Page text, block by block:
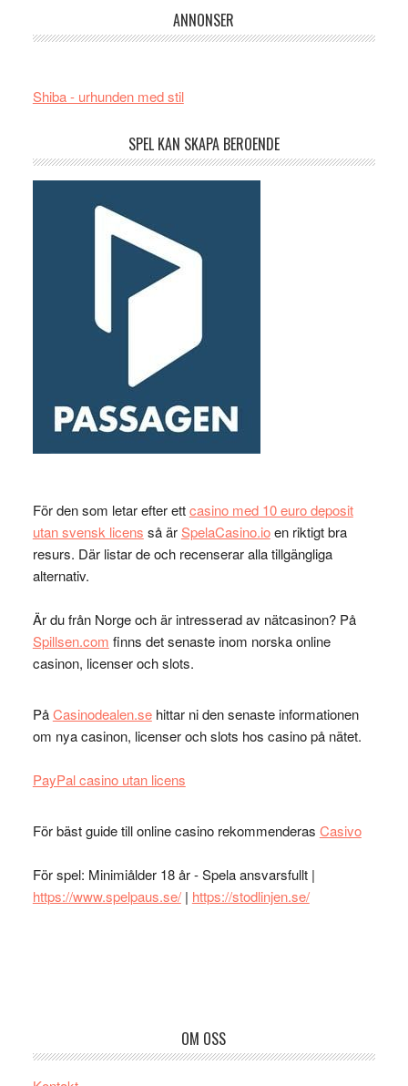
ANNONSER
Shiba - urhunden med stil
SPEL KAN SKAPA BEROENDE
För den som letar efter ettcasino med 10 euro deposit
utan svensk licens så ärSpelaCasino.ioen riktigt bra
resurs. Där listar de och recenserar alla tillgängliga
alternativ.
Är du från Norge och är intresserad av nätcasinon? På
Spillsen.com finns det senaste inom norska online
casinon, licenser och slots.
PåCasinodealen.sehittar ni den senaste informationen
om nya casinon, licenser och slots hos casino på nätet.
PayPal casino utan licens
För bäst guide till online casino rekommenderas Casivo
För spel: Minimiålder 18 år - Spela ansvarsfullt |
https://www.spelpaus.se/| https://stodlinjen.se/
OM OSS